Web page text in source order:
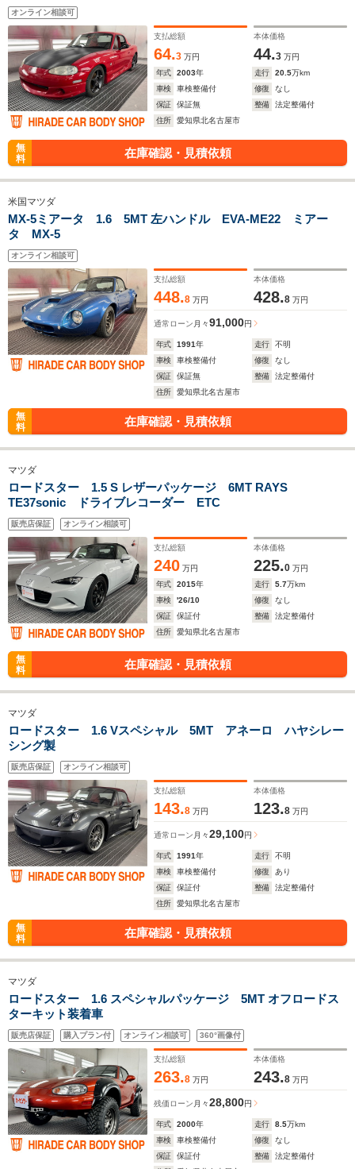
オンライン相談可
支払総額
64.3 万円
本体価格
44.3 万円
年式
2003年 走行 20.5万km
車検
車検整備付 修復
なし
保証
保証無 整備
法定整備付
住所
愛知県北名古屋市
無
料
在庫確認・見積依頼
米国マツダ
MX-5ミアータ 1.6 5MT 左ハンドル EVA‐ME22 ミアー
タ MX-5
オンライン相談可
支払総額
448.8 万円
本体価格
428.8 万円
通常ローン 月々91,000円
年式 1991年 走行
不明
車検
車検整備付 修復
なし
保証
保証無 整備
法定整備付
住所
愛知県北名古屋市
無
料
在庫確認・見積依頼
マツダ
ロードスター 1.5 S レザーパッケージ 6MT RAYS
TE37sonic ドライブレコーダー ETC
販売店保証 オンライン相談可
支払総額
240 万円
本体価格
225.0 万円
年式
2015年 走行 5.7万km
車検
'26/10 修復
なし
保証
保証付 整備
法定整備付
住所
愛知県北名古屋市
無
料
在庫確認・見積依頼
マツダ
ロードスター 1.6 Vスペシャル 5MT アネーロ ハヤシレー
シング製
販売店保証 オンライン相談可
支払総額
143.8 万円
本体価格
123.8 万円
通常ローン 月々29,100円
年式 1991年 走行
不明
車検
車検整備付 修復
あり
保証
保証付 整備
法定整備付
住所
愛知県北名古屋市
無
料
在庫確認・見積依頼
マツダ
ロードスター 1.6 スペシャルパッケージ 5MT オフロードス
ターキット装着車
販売店保証 購入プラン付 オンライン相談可 360°画像付
支払総額
263.8 万円
本体価格
243.8 万円
残価ローン 月々28,800円
年式 2000年 走行 8.5万km
車検
車検整備付 修復
なし
保証
保証付 整備
法定整備付